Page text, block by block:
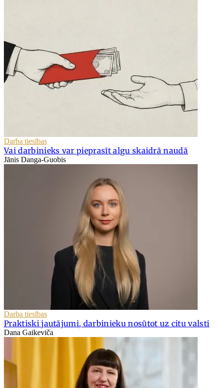
Darba tiesības
Vai darbinieks var pieprasīt algu skaidrā naudā
Jānis Danga-Guobis
Darba tiesības
Praktiski jautājumi, darbinieku nosūtot uz citu valsti
Dana Gaikeviča